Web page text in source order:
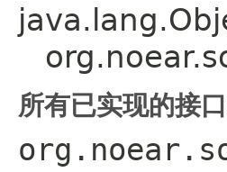
所有已实现的接